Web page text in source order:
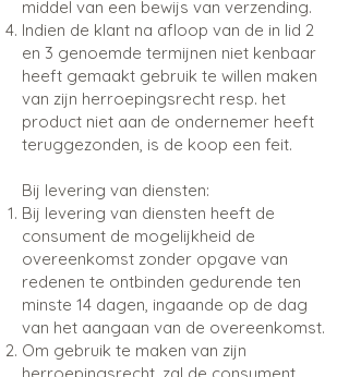
middel van een bewijs van verzending.
Indien de klant na afloop van de in lid 2
en 3 genoemde termijnen niet kenbaar
heeft gemaakt gebruik te willen maken
van zijn herroepingsrecht resp. het
product niet aan de ondernemer heeft
teruggezonden, is de koop een feit.
Bij levering van diensten:
Bij levering van diensten heeft de
consument de mogelijkheid de
overeenkomst zonder opgave van
redenen te ontbinden gedurende ten
minste 14 dagen, ingaande op de dag
van het aangaan van de overeenkomst.
Om gebruik te maken van zijn